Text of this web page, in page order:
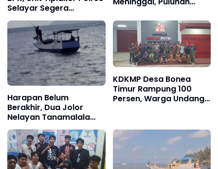
Selayar Segera
Tetapkan Tersangka
Kredit Tempilan BRI
Pencarian Korban Terus
Berlangsung
Harapan Belum
Berakhir, Dua Jolor
Nelayan Tanamalala
Kembali Sisir Laut Cari
Korban KLM Nurul Salsa
KDKMP Desa Bonea
Timur Rampung 100
Persen, Warga Undang